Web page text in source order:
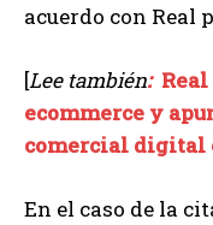
acuerdo con Real
[Lee también:
ecommerce y
comercial digital
En el caso de la